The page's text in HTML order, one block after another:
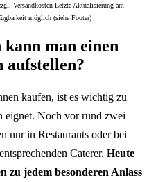
Versandkosten Letzte Aktualisierung am
möglich (siehe Footer)
kann man einen
aufstellen?
kaufen, ist es wichtig zu
eignet. Noch vor rund zwei
nur in Restaurants oder bei
Caterer. Heute
zu jedem besonderen Anlass